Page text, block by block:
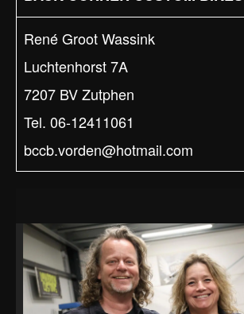
René Groot Wassink
Luchtenhorst 7A
7207 BV Zutphen
Tel. 06-12411061
bccb.vorden@hotmail.com